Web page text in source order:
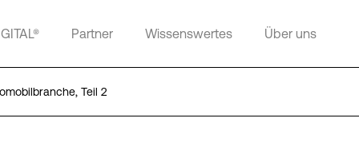
Partner Wissenswertes Über uns
Teil 2